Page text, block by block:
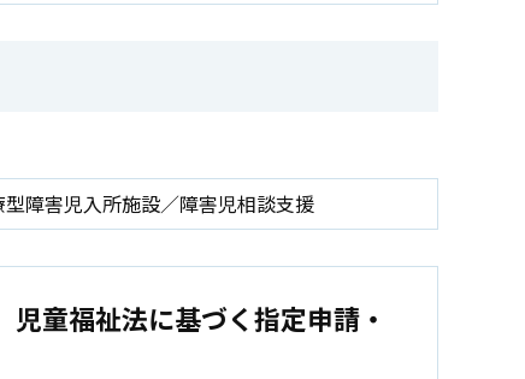
障害児入所施設／障害児相談支援
福祉法に基づく指定申請・